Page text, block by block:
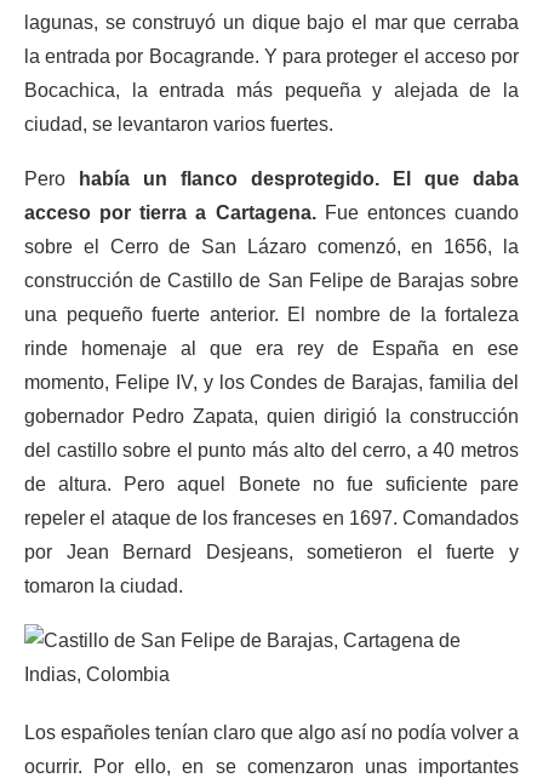
lagunas, se construyó un dique bajo el mar que cerraba
la entrada por Bocagrande. Y para proteger el acceso por
Bocachica, la entrada más pequeña y alejada de la
ciudad, se levantaron varios fuertes.
Pero
había un flanco desprotegido. El que daba
acceso por tierra a Cartagena.Fue entonces cuando
sobre el Cerro de San Lázaro comenzó, en 1656, la
construcción de Castillo de San Felipe de Barajas sobre
una pequeño fuerte anterior. El nombre de la fortaleza
rinde homenaje al que era rey de España en ese
momento, Felipe IV, y los Condes de Barajas, familia del
gobernador Pedro Zapata, quien dirigió la construcción
del castillo sobre el punto más alto del cerro, a 40 metros
de altura. Pero aquel Bonete no fue suficiente pare
repeler el ataque de los franceses en 1697. Comandados
por Jean Bernard Desjeans, sometieron el fuerte y
tomaron la ciudad.
Los españoles tenían claro que algo así no podía volver a
ocurrir. Por ello, en se comenzaron unas importantes